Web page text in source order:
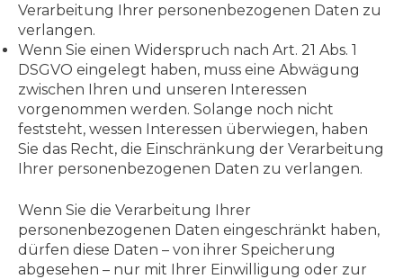
Verarbeitung Ihrer personenbezogenen Daten zu
verlangen.
Wenn Sie einen Widerspruch nach Art. 21 Abs. 1
DSGVO eingelegt haben, muss eine Abwägung
zwischen Ihren und unseren Interessen
vorgenommen werden. Solange noch nicht
feststeht, wessen Interessen überwiegen, haben
Sie das Recht, die Einschränkung der Verarbeitung
Ihrer personenbezogenen Daten zu verlangen.
Wenn Sie die Verarbeitung Ihrer
personenbezogenen Daten eingeschränkt haben,
dürfen diese Daten – von ihrer Speicherung
abgesehen – nur mit Ihrer Einwilligung oder zur